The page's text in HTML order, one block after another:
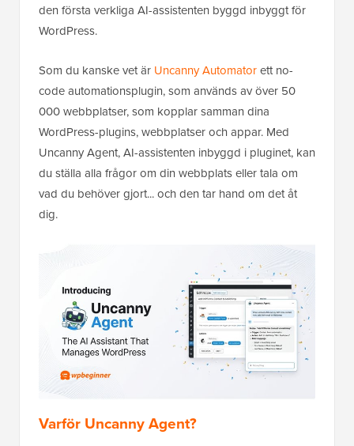
den första verkliga AI-assistenten byggd inbyggt för
WordPress.
Som du kanske vet är Uncanny Automatorett no-
code automationsplugin, som används av över 50
000 webbplatser, som kopplar samman dina
WordPress-plugins, webbplatser och appar. Med
Uncanny Agent, AI-assistenten inbyggd i pluginet, kan
du ställa alla frågor om din webbplats eller tala om
vad du behöver gjort... och den tar hand om det åt
dig.
Varför Uncanny Agent?